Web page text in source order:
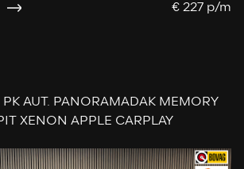
€ 227 p/m
AUT. PANORAMADAK MEMORY
XENON APPLE CARPLAY